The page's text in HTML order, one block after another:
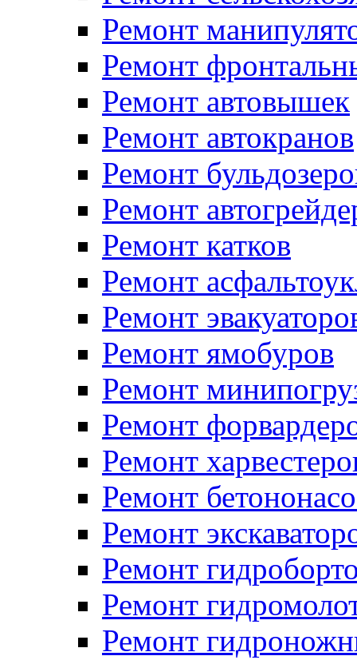
Ремонт
Ремонт
Ремонт автовышек
Ремонт автокранов
Ремонт
Ремонт
Ремонт катков
Ремонт
Ремонт
Ремонт ямобуров
Ремонт
Ремонт
Ремонт
Ремонт
Ремонт
Ремонт
Ремонт
Ремонт